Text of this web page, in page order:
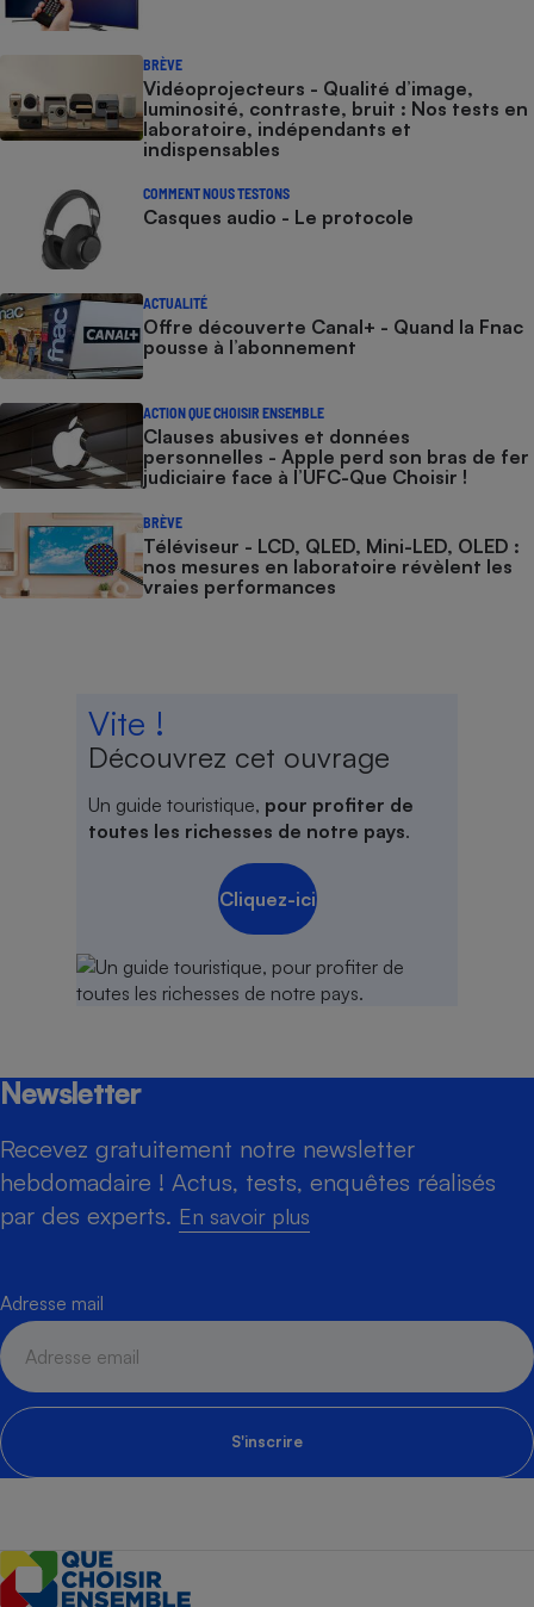
BRÈVE
Vidéoprojecteurs - Qualité d’image,
luminosité, contraste, bruit : Nos tests en
laboratoire, indépendants et
indispensables
COMMENT NOUS TESTONS
Casques audio - Le protocole
ACTUALITÉ
Offre découverte Canal+ - Quand la Fnac
pousse à l’abonnement
ACTION QUE CHOISIR ENSEMBLE
Clauses abusives et données
personnelles - Apple perd son bras de fer
judiciaire face à l’UFC-Que Choisir !
BRÈVE
Téléviseur - LCD, QLED, Mini-LED, OLED :
nos mesures en laboratoire révèlent les
vraies performances
Vite !
Découvrez cet ouvrage
Un guide touristique, pour profiter de
toutes les richesses de notre pays.
Cliquez-ici
Newsletter
Recevez gratuitement notre newsletter
hebdomadaire ! Actus, tests, enquêtes réalisés
par des experts. En savoir plus
Adresse mail
S'inscrire